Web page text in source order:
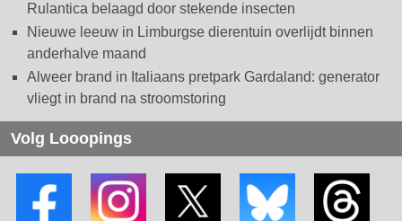
Rulantica belaagd door stekende insecten
Nieuwe leeuw in Limburgse dierentuin overlijdt binnen
anderhalve maand
Alweer brand in Italiaans pretpark Gardaland: generator
vliegt in brand na stroomstoring
Volg Looopings